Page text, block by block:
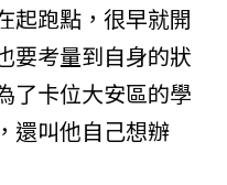
起跑點，很早就開
要考量到自身的狀
了卡位大安區的學
還叫他自己想辦